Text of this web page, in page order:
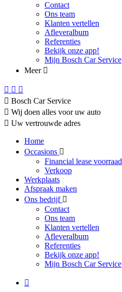
Contact
Ons team
Klanten vertellen
Afleveralbum
Referenties
Bekijk onze app!
Mijn Bosch Car Service
Meer
Bosch Car Service
Wij doen alles voor uw auto
Uw vertrouwde adres
Home
Occasions
Financial lease voorraad
Verkoop
Werkplaats
Afspraak maken
Ons bedrijf
Contact
Ons team
Klanten vertellen
Afleveralbum
Referenties
Bekijk onze app!
Mijn Bosch Car Service